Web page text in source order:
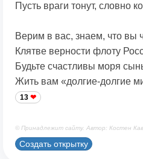
Пусть враги тонут, словно
Верим в вас, знаем, что вы
Клятве верности флоту
Будьте счастливы моря
Жить вам «долгие-долгие
13
© Принадлежит сайту. Автор: Костен
Создать открытку